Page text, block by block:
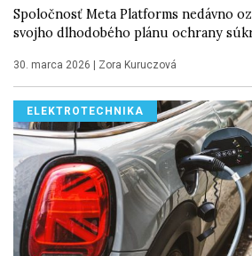
Spoločnosť Meta Platforms nedávno
svojho dlhodobého plánu ochrany
30. marca 2026 | Zora Kuruczová
ELEKTROTECHNIKA